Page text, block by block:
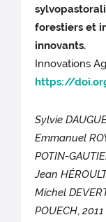
forestiers et
innovants.
Innovations
https://
Sylvie
Emmanuel
POTIN-
Jean
Michel
POUECH,2011